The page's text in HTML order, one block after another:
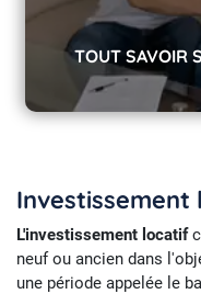
TOUT SAVOIR
Investissement
L'investissement locatif
neuf ou ancien dans
une période appelée le